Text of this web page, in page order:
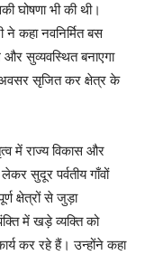
घोषणा भी की थी।
कहा नवनिर्मित बस
सुव्यवस्थित बनाएगा
अवसर सृजित कर क्षेत्र के
में राज्य विकास और
सुदूर पर्वतीय गाँवों
क्षेत्रों से जुड़ा
में खड़े व्यक्ति को
कर रहे हैं। उन्होंने कहा